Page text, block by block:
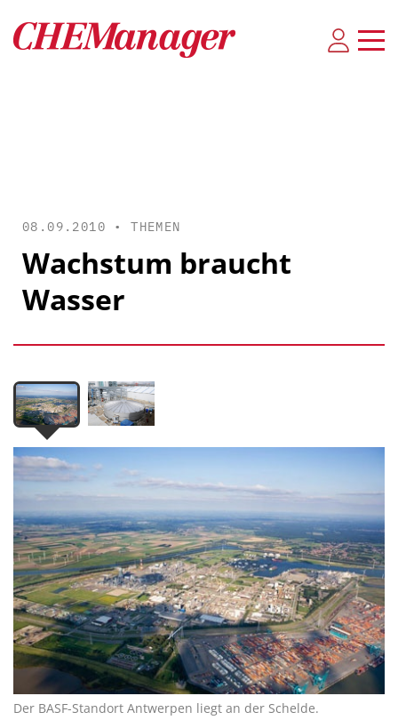
08.09.2010 •THEMEN
Wachstum braucht
Wasser
Der BASF-Standort Antwerpen liegt an der Schelde.